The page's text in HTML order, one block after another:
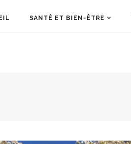
SANTÉ ET BIEN-ÊTRE